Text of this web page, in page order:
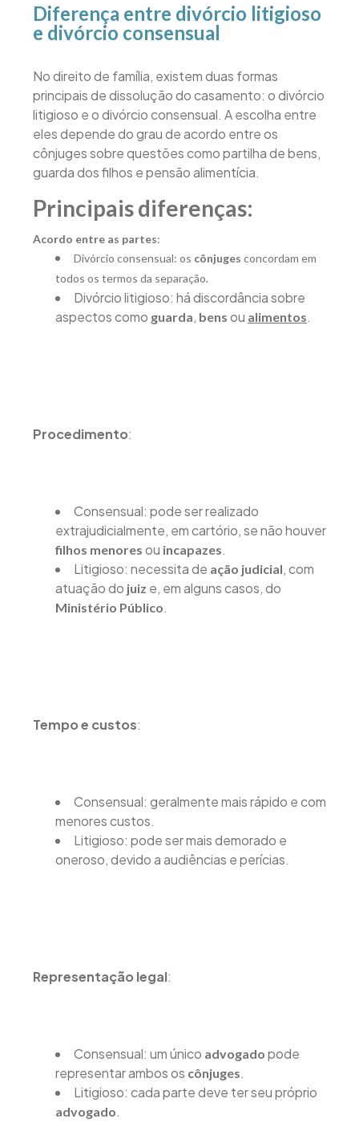
Diferença entre divórcio litigioso
e divórcio consensual
No direito de família, existem duas formas
principais de dissolução do casamento: o divórcio
litigioso e o divórcio consensual. A escolha entre
eles depende do grau de acordo entre os
cônjuges sobre questões como partilha de bens,
guarda dos filhos e pensão alimentícia.
Principais diferenças:
Acordo entre as partes:
Divórcio consensual: os cônjuges concordam em
todos os termos da separação.
Divórcio litigioso: há discordância sobre
aspectos como guarda, bens ou alimentos.
Procedimento:
Consensual: pode ser realizado
extrajudicialmente, em cartório, se não houver
filhos menores ou incapazes.
Litigioso: necessita de ação judicial, com
atuação do juiz e, em alguns casos, do
Ministério Público.
Tempo e custos:
Consensual: geralmente mais rápido e com
menores custos.
Litigioso: pode ser mais demorado e
oneroso, devido a audiências e perícias.
Representação legal:
Consensual: um único advogado pode
representar ambos os cônjuges.
Litigioso: cada parte deve ter seu próprio
advogado.